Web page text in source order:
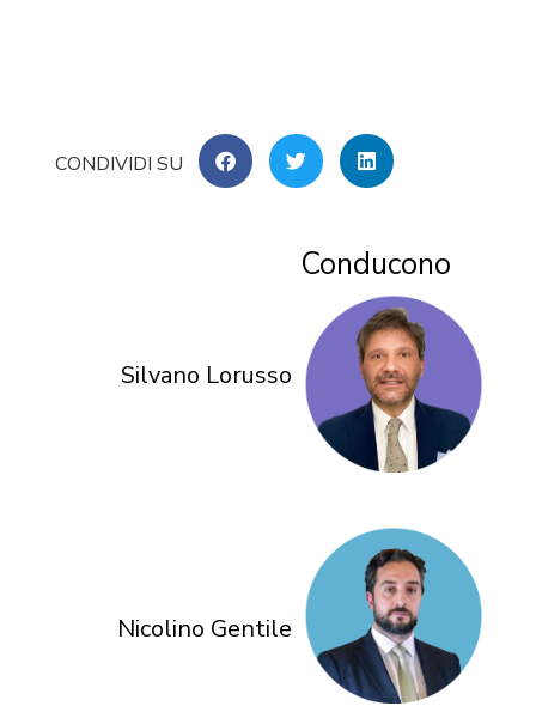
Conducono
Silvano Lorusso
Nicolino Gentile